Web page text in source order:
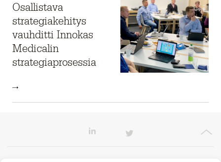
Osallistava
strategiakehitys
vauhditti Innokas
Medicalin
strategiaprosessia